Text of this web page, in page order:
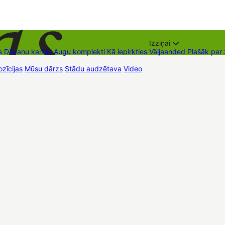
Dāvanu kartes Augu komplekti Kā iepirkties
Izziņai
Väljaanded Plašāk par
Mūsu dārzs Stādu audzētava Video